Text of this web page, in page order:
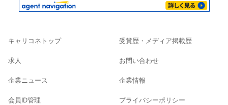
キャリコネトップ
求人
企業ニュース
会員ID管理
受賞歴・メディア掲載歴
お問い合わせ
企業情報
プライバシーポリシー